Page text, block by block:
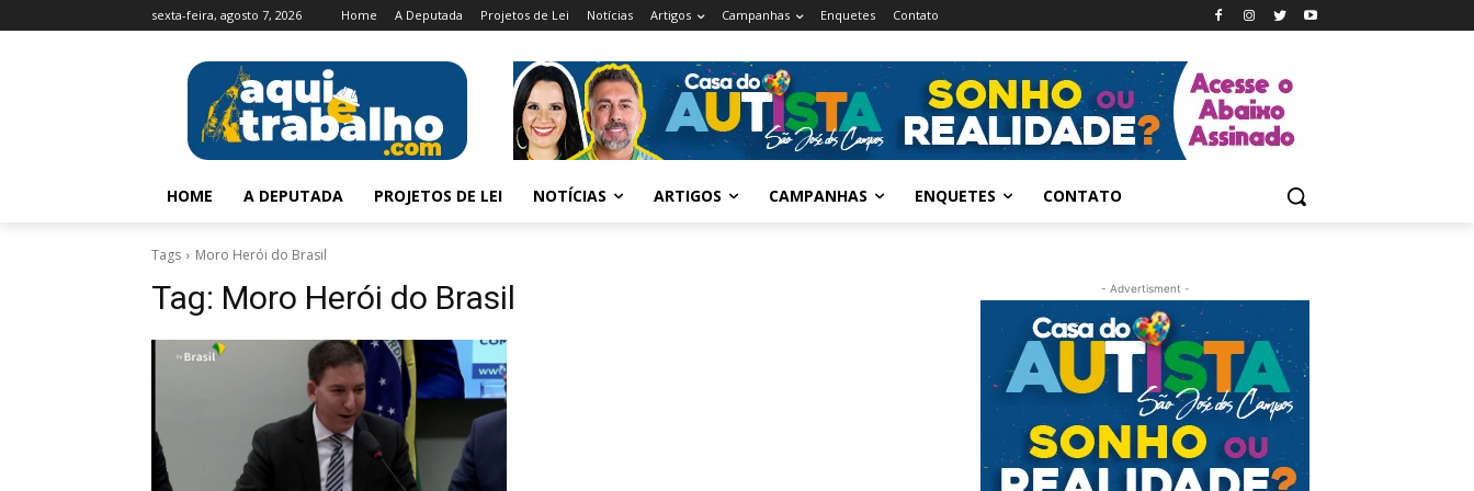
sexta-feira, agosto 7, 2026 Home A Deputada Projetos de Lei Notícias Artigos Campanhas Enquetes Contato
HOME A DEPUTADA PROJETOS DE LEI NOTÍCIAS ARTIGOS CAMPANHAS ENQUETES CONTATO
Tags Moro Herói do Brasil
Tag: Moro Herói do Brasil - Advertisment -